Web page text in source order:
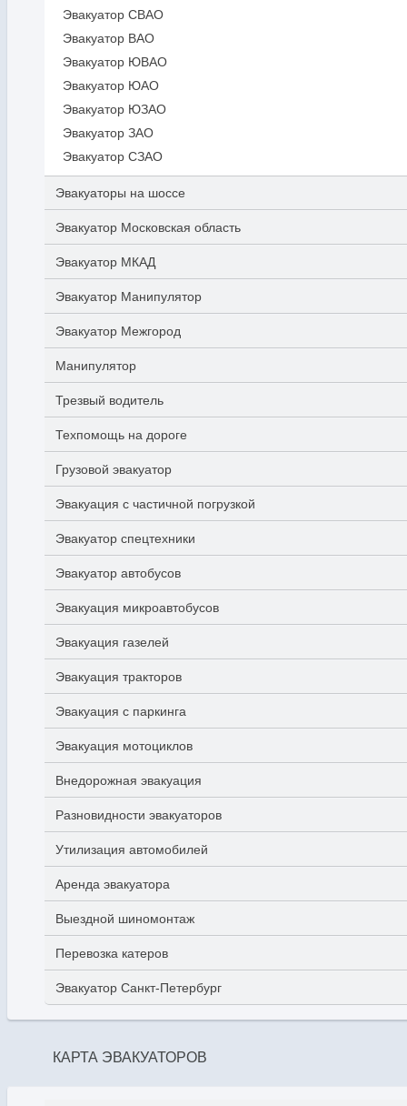
Эвакуатор СВАО
Эвакуатор ВАО
Эвакуатор ЮВАО
Эвакуатор ЮАО
Эвакуатор ЮЗАО
Эвакуатор ЗАО
Эвакуатор СЗАО
Эвакуаторы на шоссе
Эвакуатор Московская область
Эвакуатор МКАД
Эвакуатор Манипулятор
Эвакуатор Межгород
Манипулятор
Трезвый водитель
Техпомощь на дороге
Грузовой эвакуатор
Эвакуация с частичной погрузкой
Эвакуатор спецтехники
Эвакуатор автобусов
Эвакуация микроавтобусов
Эвакуация газелей
Эвакуация тракторов
Эвакуация с паркинга
Эвакуация мотоциклов
Внедорожная эвакуация
Разновидности эвакуаторов
Утилизация автомобилей
Аренда эвакуатора
Выездной шиномонтаж
Перевозка катеров
Эвакуатор Санкт-Петербург
КАРТА ЭВАКУАТОРОВ